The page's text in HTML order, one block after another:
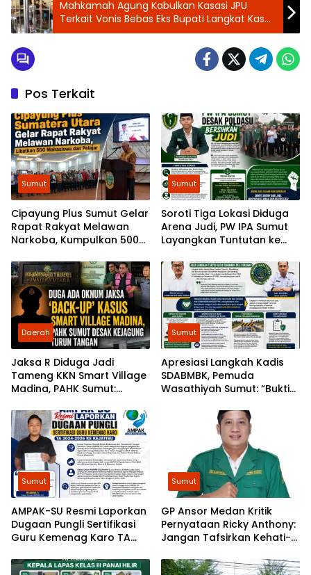
Mahkamah Agung Kabulkan Kasasi JPU
Terkait Vonis Bebas Eks Bupati Langkat Kasus
Kerangkeng, Kontras Sumut Angkat Bicara
Pos Terkait
Sumut
Cipayung Plus Sumut Gelar
Rapat Rakyat Melawan
Narkoba, Kumpulkan 500
Sumut
Soroti Tiga Lokasi Diduga
Arena Judi, PW IPA Sumut
Layangkan Tuntutan ke
Daerah
Jaksa R Diduga Jadi
Tameng KKN Smart Village
Madina, PAHK Sumut:
Jangan Ada yang Kebal
Hukum!
Sumut
Apresiasi Langkah Kadis
SDABMBK, Pemuda
Wasathiyah Sumut: “Bukti
Berlandaskan Hukum”
Sumut
AMPAK-SU Resmi Laporkan
Dugaan Pungli Sertifikasi
Guru Kemenag Karo TA
Sumut
GP Ansor Medan Kritik
Pernyataan Ricky Anthony:
Jangan Tafsirkan Kehati-
Arogansi